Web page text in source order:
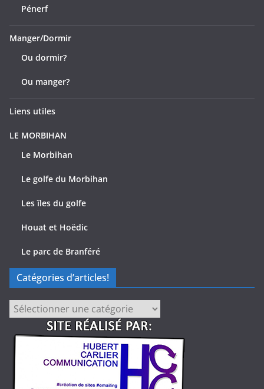
Pénerf
Manger/Dormir
Ou dormir?
Ou manger?
Liens utiles
LE MORBIHAN
Le Morbihan
Le golfe du Morbihan
Les îles du golfe
Houat et Hoëdic
Le parc de Branféré
Catégories d’articles!
Catégories
d’articles!